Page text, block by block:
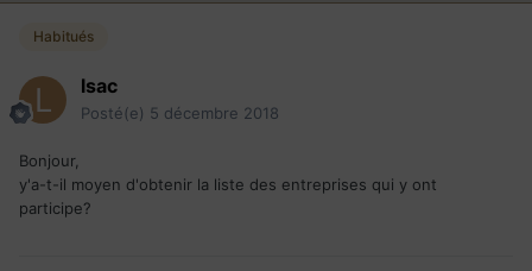
Habitués
lsac
Posté(e) 5 décembre 2018
Bonjour,
y'a-t-il moyen d'obtenir la liste des entreprises qui y ont
participe?